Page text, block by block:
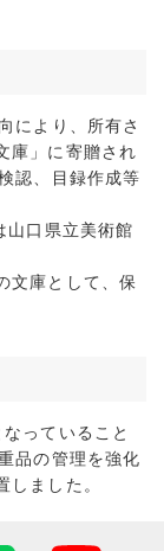
により、所有さ
庫」に寄贈され
認、目録作成等
山口県立美術館
文庫として、保
っていること
品の管理を強化
ました。